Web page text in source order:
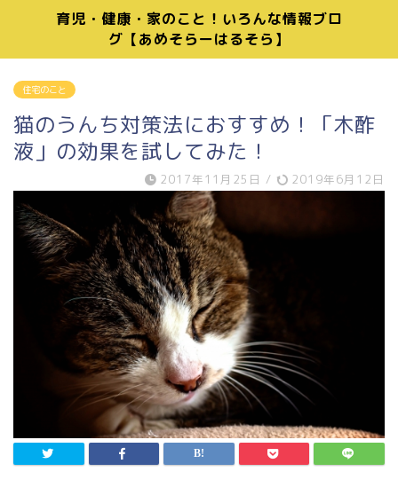
育児・健康・家のこと！いろんな情報ブロ
グ【あめそらーはるそら】
住宅のこと
猫のうんち対策法におすすめ！「木酢
液」の効果を試してみた！
2017年11月25日 / 2019年6月12日